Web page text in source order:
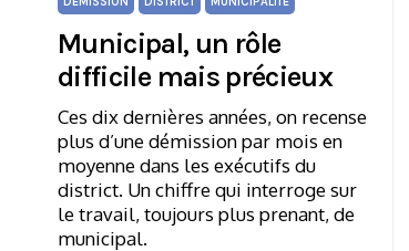
Municipal, un rôle
difficile mais précieux
Ces dix dernières années, on recense
plus d’une démission par mois en
moyenne dans les exécutifs du
district. Un chiffre qui interroge sur
le travail, toujours plus prenant, de
municipal.